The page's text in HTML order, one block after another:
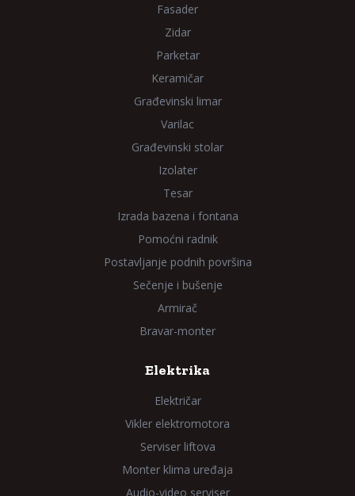
Fasader
Zidar
Parketar
Keramičar
Građevinski limar
Varilac
Građevinski stolar
Izolater
Tesar
Izrada bazena i fontana
Pomoćni radnik
Postavljanje podnih površina
Sečenje i bušenje
Armirač
Bravar-monter
Elektrika
Električar
Vikler elektromotora
Serviser liftova
Monter klima uređaja
Audio-video serviser